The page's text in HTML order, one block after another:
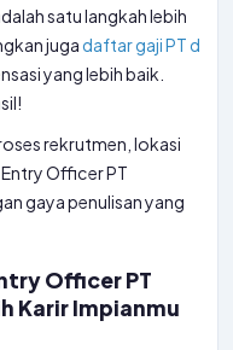
satu langkah lebih
juga daftar gaji PT d
yang lebih baik.
rekrutmen, lokasi
Officer PT
gaya penulisan yang
Officer PT
Karir Impianmu